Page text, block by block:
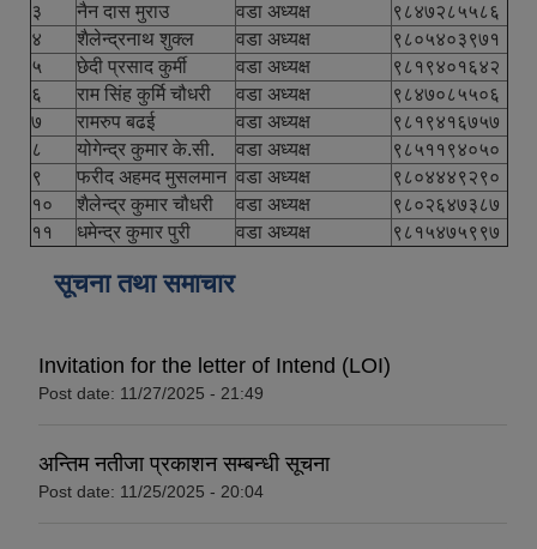
३
नैन दास मुराउ वडा अध्यक्ष
९८४७२८५५८६
४
शैलेन्द्रनाथ शुक्ल वडा अध्यक्ष
९८०५४०३९७१
५
छेदी प्रसाद कुर्मी वडा अध्यक्ष
९८१९४०१६४२
६
राम सिंह कुर्मि चौधरी वडा अध्यक्ष
९८४७०८५५०६
७
रामरुप बढई वडा अध्यक्ष
९८१९४१६७५७
८
योगेन्द्र कुमार के.सी. वडा अध्यक्ष
९८५११९४०५०
९
फरीद अहमद मुसलमान वडा अध्यक्ष
९८०४४४९२९०
१०
शैलेन्द्र कुमार चौधरी वडा अध्यक्ष
९८०२६४७३८७
११
धमेन्द्र कुमार पुरी वडा अध्यक्ष ९८१५४७५९९७
सूचना तथा समाचार
Invitation for the letter of Intend (LOI)
Post date: 11/27/2025 - 21:49
अन्तिम नतीजा प्रकाशन सम्बन्धी सूचना
Post date: 11/25/2025 - 20:04